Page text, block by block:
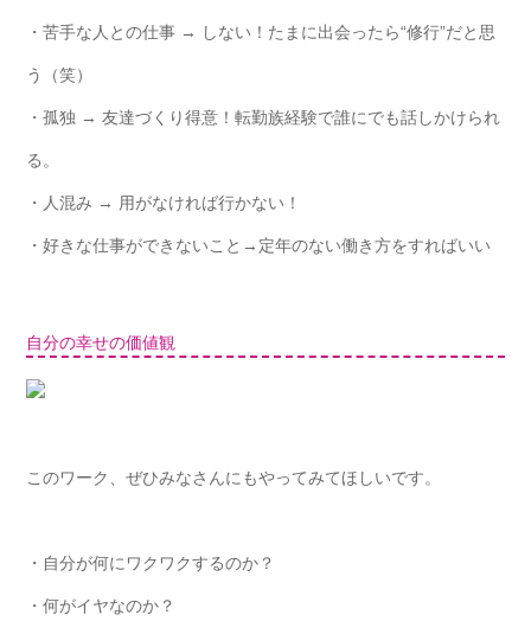
・苦手な人との仕事 → しない！たまに出会ったら“修行”だと思
う（笑）
・孤独 → 友達づくり得意！転勤族経験で誰にでも話しかけられ
る。
・人混み → 用がなければ行かない！
・好きな仕事ができないこと→定年のない働き方をすればいい
自分の幸せの価値観
このワーク、ぜひみなさんにもやってみてほしいです。
・自分が何にワクワクするのか？
・何がイヤなのか？